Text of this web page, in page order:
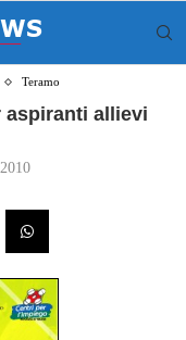
Teramo
aspiranti allievi